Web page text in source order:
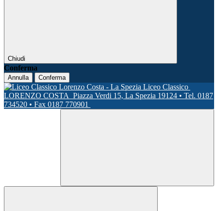
Chiudi
Conferma
Annulla Conferma
Liceo Classico
LORENZO COSTA Piazza Verdi 15, La Spezia 19124 • Tel. 0187
734520 • Fax 0187 770901